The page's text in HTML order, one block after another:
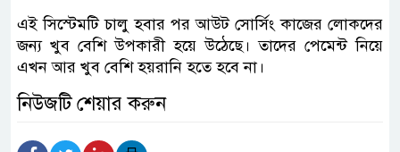
এই সিস্টেমটি চালু হবার পর আউট সোর্সিং কাজের লোকদের
জন্য খুব বেশি উপকারী হয়ে উঠেছে। তাদের পেমেন্ট নিয়ে
এখন আর খুব বেশি হয়রানি হতে হবে না।
নিউজটি শেয়ার করুন